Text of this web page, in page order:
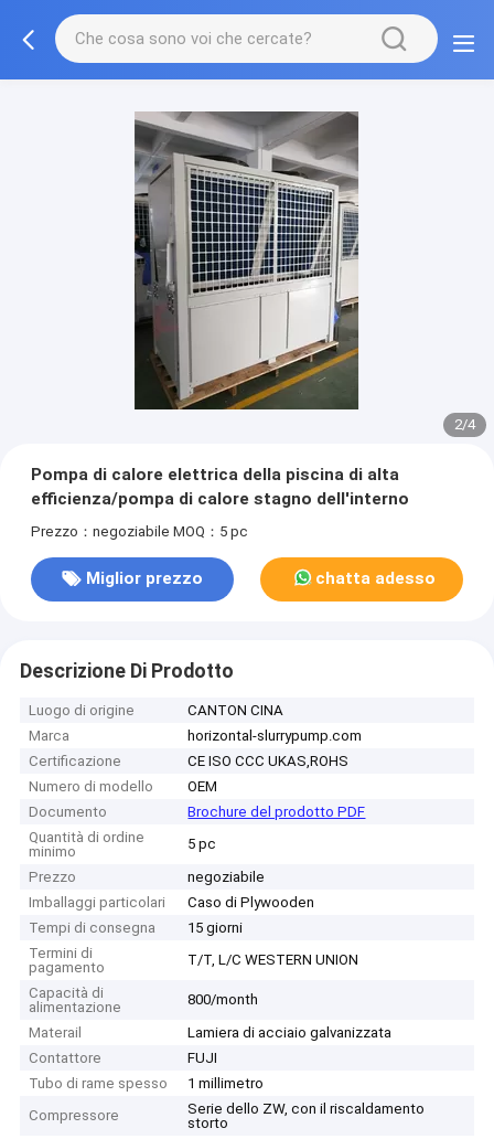
2/4
Pompa di calore elettrica della piscina di alta
efficienza/pompa di calore stagno dell'interno
Prezzo：negoziabile MOQ：5 pc
Miglior prezzo chatta adesso
Descrizione Di Prodotto
Luogo di origine
CANTON CINA
Marca
horizontal-slurrypump.com
Certificazione
CE ISO CCC UKAS,ROHS
Numero di modello
OEM
Documento
Brochure del prodotto PDF
Quantità di ordine
minimo
5 pc
Prezzo
negoziabile
Imballaggi particolari
Caso di Plywooden
Tempi di consegna
15 giorni
Termini di
pagamento
T/T, L/C WESTERN UNION
Capacità di
alimentazione
800/month
Materail
Lamiera di acciaio galvanizzata
Contattore
FUJI
Tubo di rame spesso
1 millimetro
Compressore
Serie dello ZW, con il riscaldamento
storto